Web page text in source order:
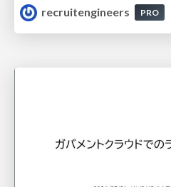
recruitengineers
PRO